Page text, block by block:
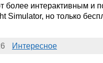
более интерактивным и
Simulator, но только
Интересное